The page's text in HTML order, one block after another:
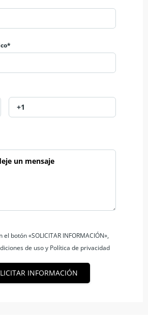
nueva construcción.
www.inmobiliaria-tenerife.com
botón «SOLICITAR INFORMACIÓN»,
de uso y Política de privacidad
INFORMACIÓN